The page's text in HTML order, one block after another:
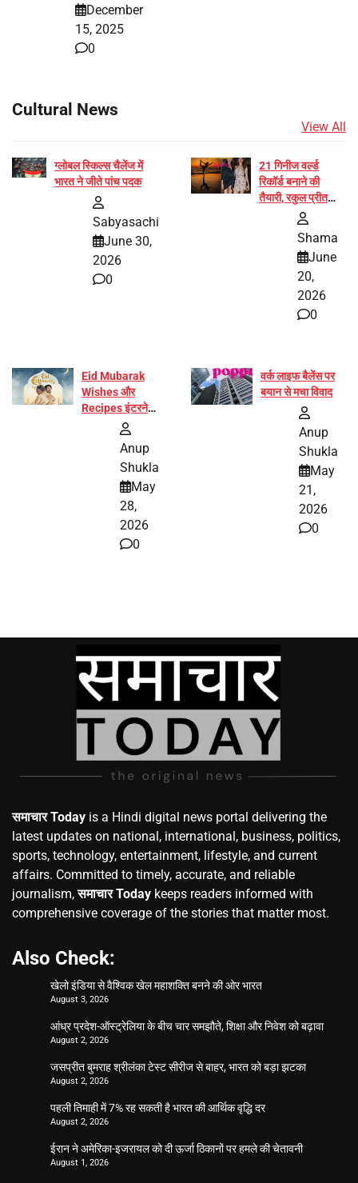
December
15, 2025
0
Cultural News
View All
ग्लोबल स्किल्स चैलेंज में
भारत ने जीते पांच पदक
Sabyasachi
June 30,
2026
0
21 गिनीज वर्ल्ड
रिकॉर्ड बनाने की
तैयारी, रकुल प्रीत
और प्रज्ञा जायसवाल
Shama
June
20,
2026
0
Eid Mubarak
Wishes और
Recipes इंटरनेट
पर हुईं वायरल
Anup
Shukla
May
28,
2026
0
वर्क लाइफ बैलेंस पर
बयान से मचा विवाद
Anup
Shukla
May
21,
2026
0
समाचार Today is a Hindi digital news portal delivering the
latest updates on national, international, business, politics,
sports, technology, entertainment, lifestyle, and current
affairs. Committed to timely, accurate, and reliable
journalism,समाचार Today keeps readers informed with
comprehensive coverage of the stories that matter most.
Also Check:
खेलो इंडिया से वैश्विक खेल महाशक्ति बनने की ओर भारत
August 3, 2026
आंध्र प्रदेश-ऑस्ट्रेलिया के बीच चार समझौते, शिक्षा और निवेश को बढ़ावा
August 2, 2026
जसप्रीत बुमराह श्रीलंका टेस्ट सीरीज से बाहर, भारत को बड़ा झटका
August 2, 2026
पहली तिमाही में 7% रह सकती है भारत की आर्थिक वृद्धि दर
August 2, 2026
ईरान ने अमेरिका-इजरायल को दी ऊर्जा ठिकानों पर हमले की चेतावनी
August 1, 2026